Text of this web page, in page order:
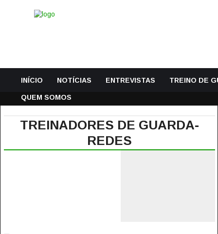
INÍCIO NOTÍCIAS ENTREVISTAS TREINO DE
QUEM SOMOS
TREINADORES DE GUARDA-
REDES